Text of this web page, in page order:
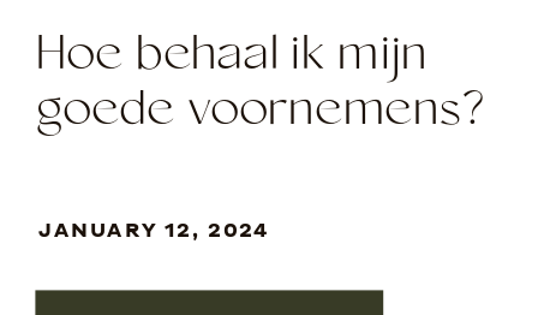
JANUARY 12, 2024
Hoe behaal ik mijn
goede voornemens?